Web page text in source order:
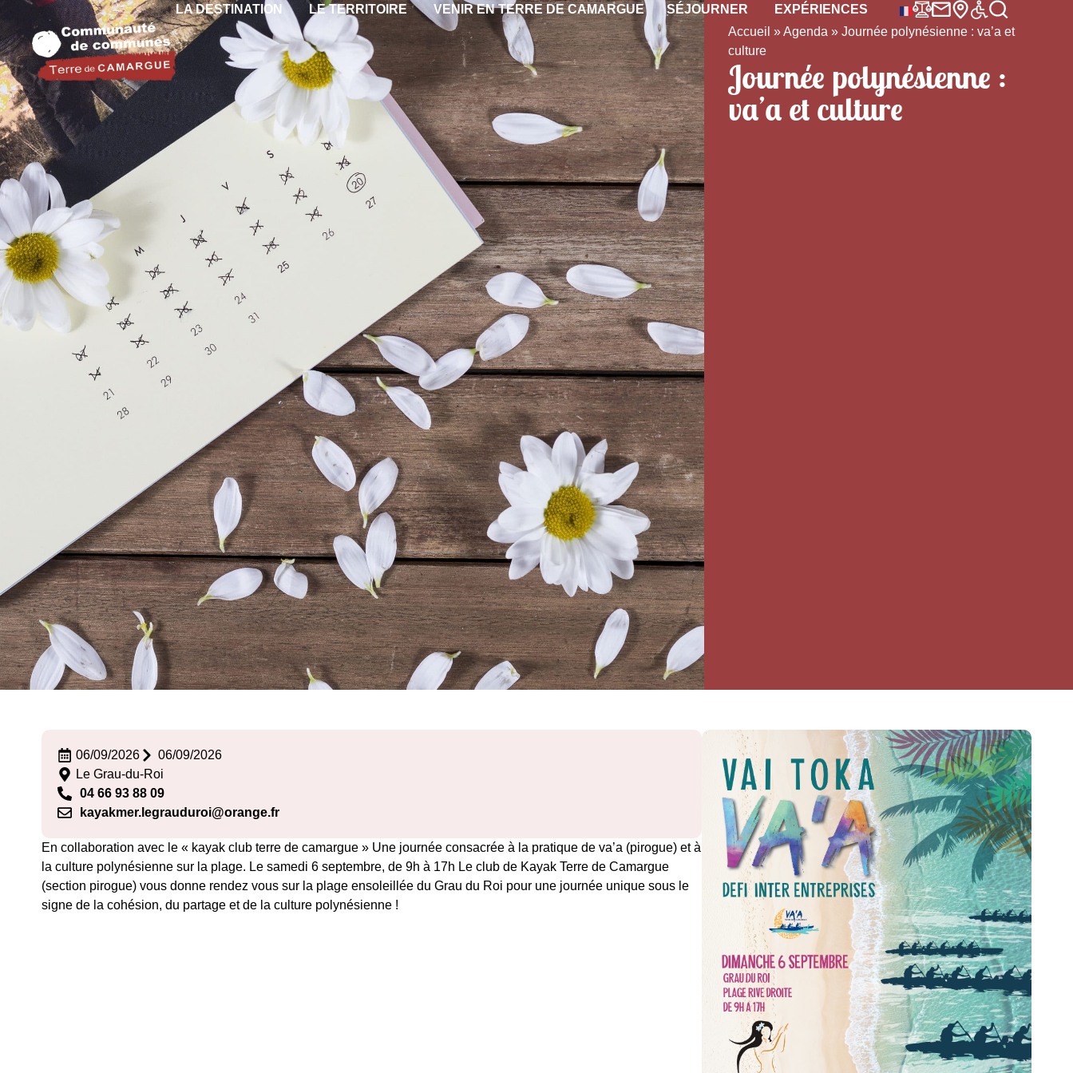
LA DESTINATION LE TERRITOIRE VENIR EN TERRE DE CAMARGUE SÉJOURNER
EXPÉRIENCES
Accueil »Agenda »Journée polynésienne : va’a et
culture
Journée polynésienne :
va’a et culture
06/09/2026
06/09/2026
Le Grau-du-Roi
04 66 93 88 09
kayakmer.legrauduroi@orange.fr
En collaboration avec le « kayak club terre de camargue » Une journée consacrée à la pratique de va’a (pirogue) et à
la culture polynésienne sur la plage. Le samedi 6 septembre, de 9h à 17h Le club de Kayak Terre de Camargue
(section pirogue) vous donne rendez vous sur la plage ensoleillée du Grau du Roi pour une journée unique sous le
signe de la cohésion, du partage et de la culture polynésienne !